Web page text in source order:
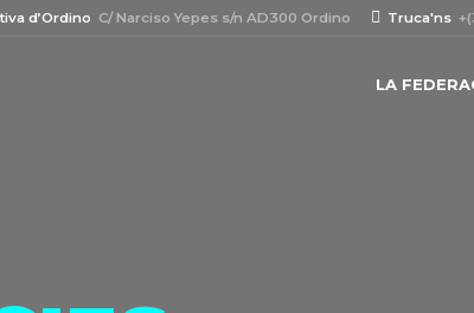
d’Ordino C/ Narciso Yepes s/n AD300 Ordino Truca'ns
LA